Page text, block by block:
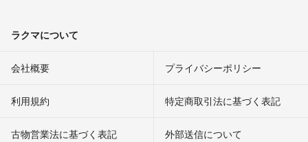
ラクマについて
会社概要 プライバシーポリシー
利用規約 特定商取引法に基づく表記
古物営業法に基づく表記 外部送信について